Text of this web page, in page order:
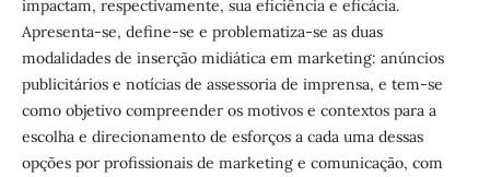
impactam, respectivamente, sua eficiência e eficácia.
Apresenta-se, define-se e problematiza-se as duas
modalidades de inserção midiática em marketing: anúncios
publicitários e notícias de assessoria de imprensa, e tem-se
como objetivo compreender os motivos e contextos para a
escolha e direcionamento de esforços a cada uma dessas
opções por profissionais de marketing e comunicação, com